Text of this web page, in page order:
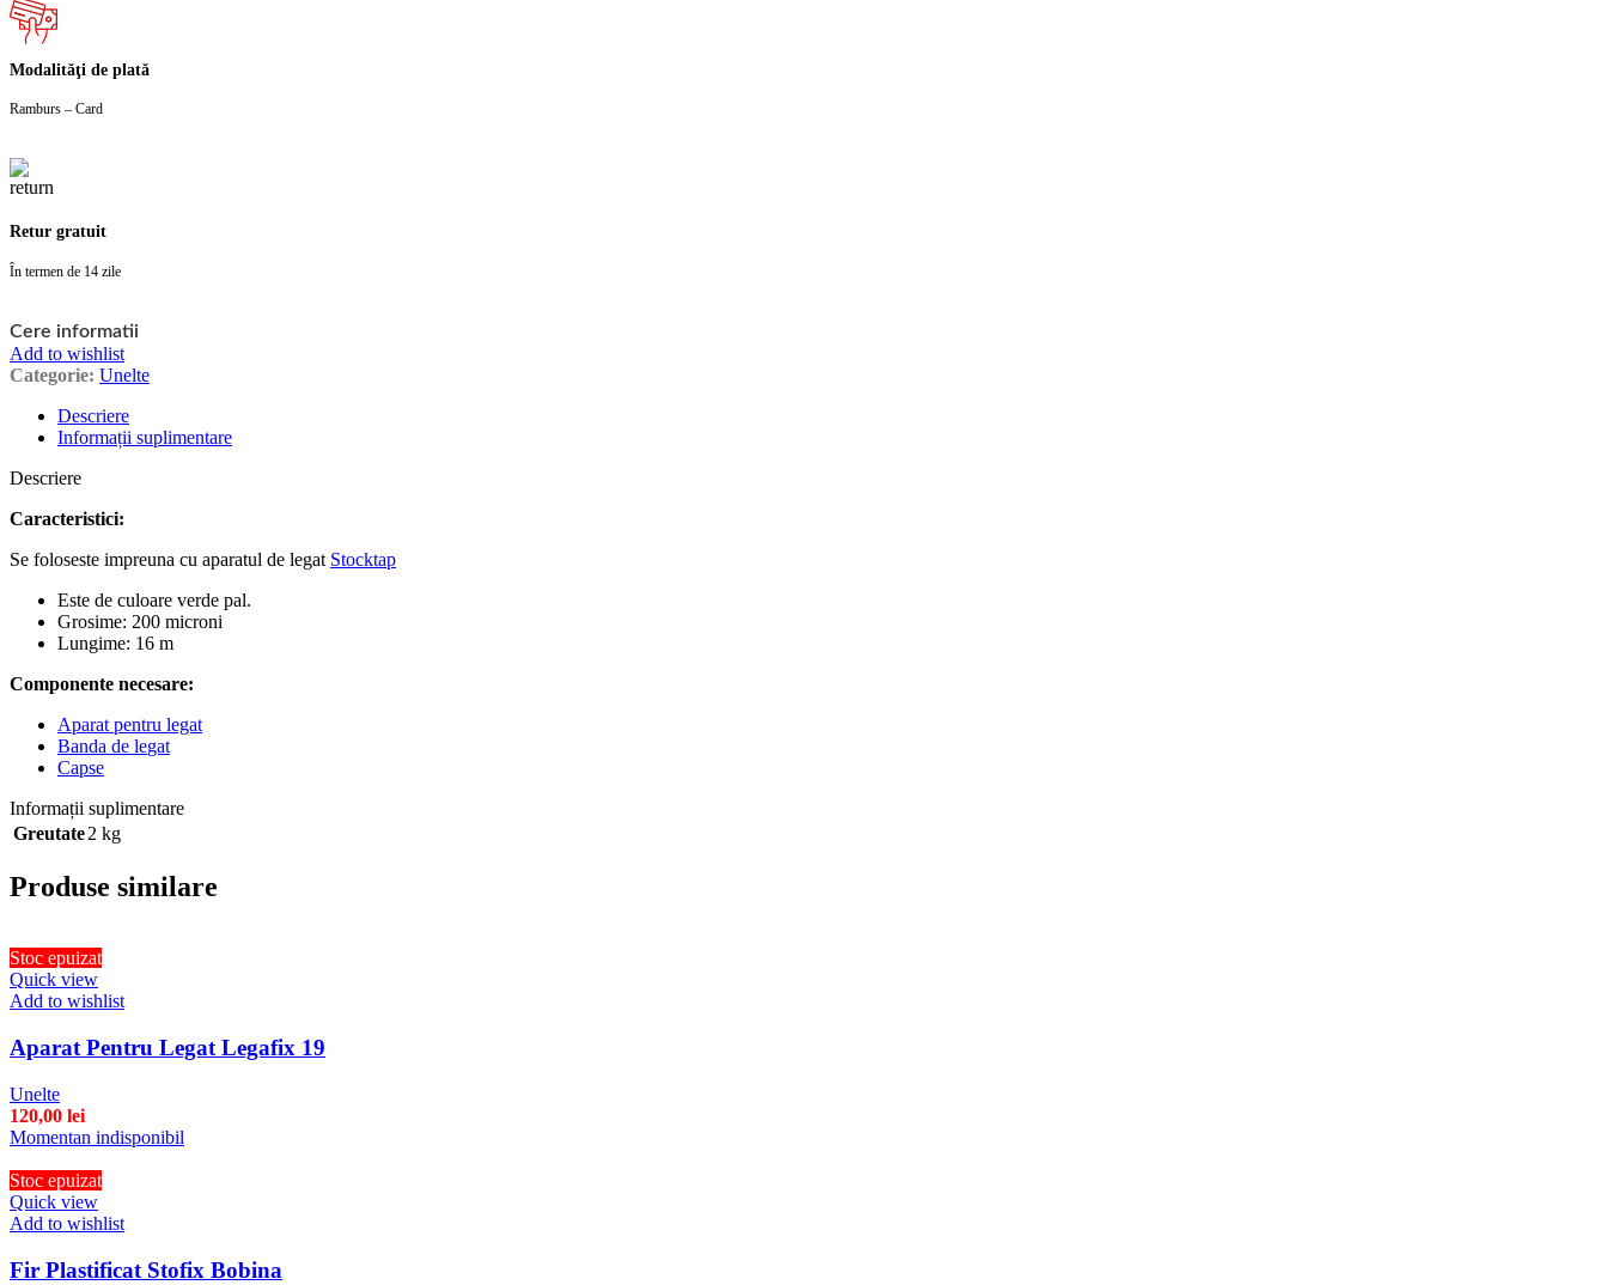
Modalităţi de plată
Ramburs – Card
Retur gratuit
În termen de 14 zile
Cere informatii
Add to wishlist
Categorie: Unelte
Descriere
Informații suplimentare
Descriere
Caracteristici:
Se foloseste impreuna cu aparatul de legat Stocktap
Este de culoare verde pal.
Grosime: 200 microni
Lungime: 16 m
Componente necesare:
Aparat pentru legat
Banda de legat
Capse
Informații suplimentare
Greutate2 kg
Produse similare
Stoc epuizat
Quick view
Add to wishlist
Aparat Pentru Legat Legafix 19
Unelte
120,00 lei
Momentan indisponibil
Stoc epuizat
Quick view
Add to wishlist
Fir Plastificat Stofix Bobina